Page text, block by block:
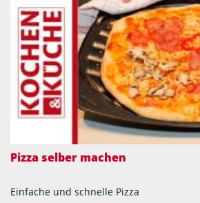
Pizza selber machen
Einfache und schnelle Pizza